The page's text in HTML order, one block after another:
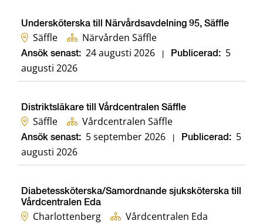
Undersköterska till Närvårdsavdelning 95, Säffle
Säffle Närvården Säffle
Ansök senast: 24 augusti 2026 Publicerad: 5
augusti 2026
Distriktsläkare till Vårdcentralen Säffle
Säffle Vårdcentralen Säffle
Ansök senast: 5 september 2026 Publicerad: 5
augusti 2026
Diabetessköterska/Samordnande sjuksköterska till
Vårdcentralen Eda
Charlottenberg Vårdcentralen Eda